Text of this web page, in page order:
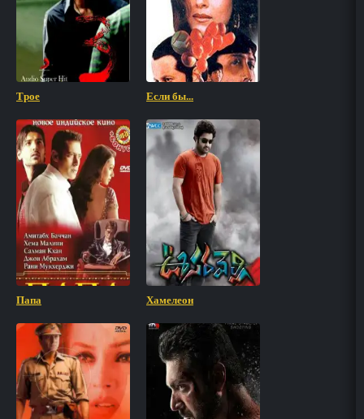
Трое Если бы...
Папа Хамелеон